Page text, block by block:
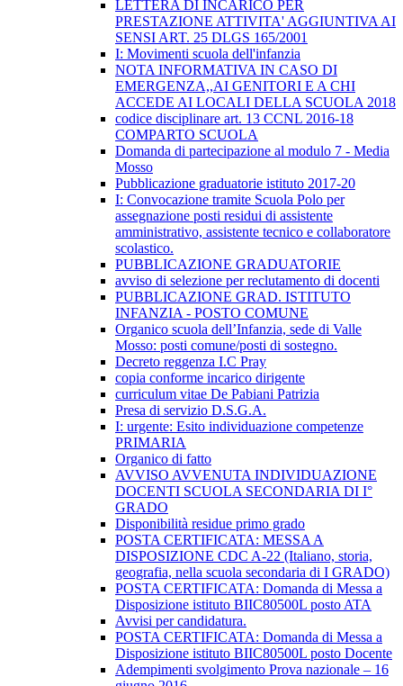
LETTERA DI INCARICO PER
PRESTAZIONE ATTIVITA' AGGIUNTIVA AI
SENSI ART. 25 DLGS 165/2001
I: Movimenti scuola dell'infanzia
NOTA INFORMATIVA IN CASO DI
EMERGENZA,,AI GENITORI E A CHI
ACCEDE AI LOCALI DELLA SCUOLA 2018
codice disciplinare art. 13 CCNL 2016-18
COMPARTO SCUOLA
Domanda di partecipazione al modulo 7 - Media
Mosso
Pubblicazione graduatorie istituto 2017-20
I: Convocazione tramite Scuola Polo per
assegnazione posti residui di assistente
amministrativo, assistente tecnico e collaboratore
scolastico.
PUBBLICAZIONE GRADUATORIE
avviso di selezione per reclutamento di docenti
PUBBLICAZIONE GRAD. ISTITUTO
INFANZIA - POSTO COMUNE
Organico scuola dell’Infanzia, sede di Valle
Mosso: posti comune/posti di sostegno.
Decreto reggenza I.C Pray
copia conforme incarico dirigente
curriculum vitae De Pabiani Patrizia
Presa di servizio D.S.G.A.
I: urgente: Esito individuazione competenze
PRIMARIA
Organico di fatto
AVVISO AVVENUTA INDIVIDUAZIONE
DOCENTI SCUOLA SECONDARIA DI I°
GRADO
Disponibilità residue primo grado
POSTA CERTIFICATA: MESSA A
DISPOSIZIONE CDC A-22 (Italiano, storia,
geografia, nella scuola secondaria di I GRADO)
POSTA CERTIFICATA: Domanda di Messa a
Disposizione istituto BIIC80500L posto ATA
Avvisi per candidatura.
POSTA CERTIFICATA: Domanda di Messa a
Disposizione istituto BIIC80500L posto Docente
Adempimenti svolgimento Prova nazionale – 16